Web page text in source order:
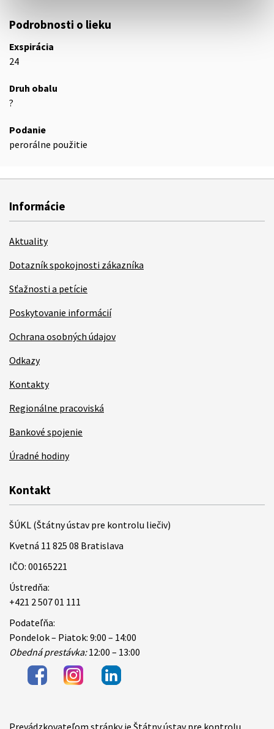
Podrobnosti o lieku
Exspirácia
24
Druh obalu
?
Podanie
perorálne použitie
Informácie
Aktuality
Dotazník spokojnosti zákazníka
Sťažnosti a petície
Poskytovanie informácií
Ochrana osobných údajov
Odkazy
Kontakty
Regionálne pracoviská
Bankové spojenie
Úradné hodiny
Kontakt
ŠÚKL (Štátny ústav pre kontrolu liečiv)
Kvetná 11 825 08 Bratislava
IČO: 00165221
Ústredňa:
+421 2 507 01 111
Podateľňa:
Pondelok – Piatok: 9:00 – 14:00
Obedná prestávka:12:00 – 13:00
Prevádzkovateľom stránky je Štátny ústav pre kontrolu